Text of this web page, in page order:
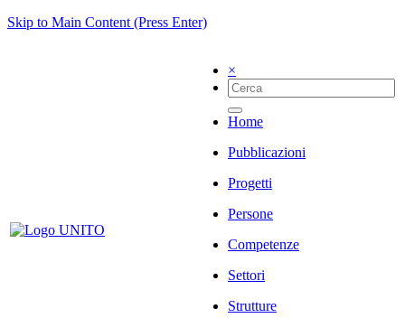
Skip to Main Content (Press Enter)
×
Home
Pubblicazioni
Progetti
Persone
Competenze
Settori
Strutture